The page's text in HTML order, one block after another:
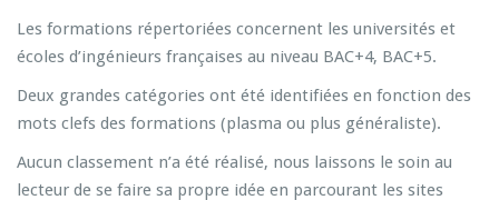
Les formations répertoriées concernent les universités et
écoles d’ingénieurs françaises au niveau BAC+4, BAC+5.
Deux grandes catégories ont été identifiées en fonction des
mots clefs des formations (plasma ou plus généraliste).
Aucun classement n’a été réalisé, nous laissons le soin au
lecteur de se faire sa propre idée en parcourant les sites